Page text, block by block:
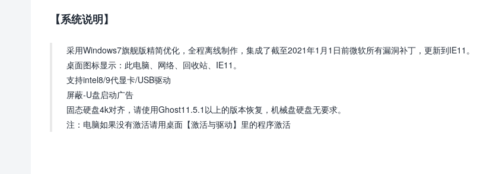
【系统说明】
采用Windows7旗舰版精简优化，全程离线制作，集成了截至2021年1月1日前微软所有漏洞补丁，更新到IE11。
桌面图标显示：此电脑、网络、回收站、IE11。
支持intel8/9代显卡/USB驱动
屏蔽-U盘启动广告
固态硬盘4k对齐，请使用Ghost11.5.1以上的版本恢复，机械盘硬盘无要求。
注：电脑如果没有激活请用桌面【激活与驱动】里的程序激活